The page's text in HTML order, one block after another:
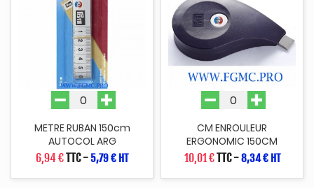
METRE RUBAN 150cm
AUTOCOL ARG
6,94 €TTC- 5,79 € HT
CM ENROULEUR
ERGONOMIC 150CM
10,01 €TTC-8,34 € HT